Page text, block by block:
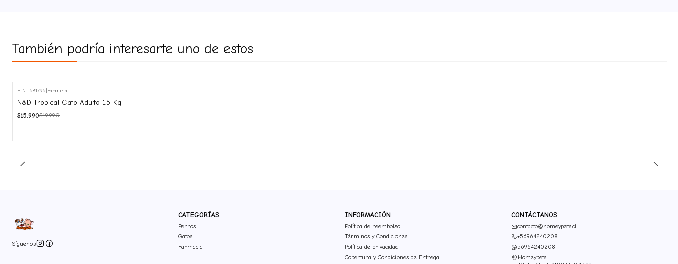
También podría interesarte uno de estos
-20%
OFF
F-NT-581795 Farmina
N&D Tropical Gato Adulto 1.5 Kg
$15.990$19.990
Síguenos
CATEGORÍAS
Perros
Gatos
Farmacia
INFORMACIÓN
Política de reembolso
Términos y Condiciones
Política de privacidad
Cobertura y Condiciones de Entrega
CONTÁCTANOS
contacto@homeypets.cl
+56964240208
56964240208
Homeypets